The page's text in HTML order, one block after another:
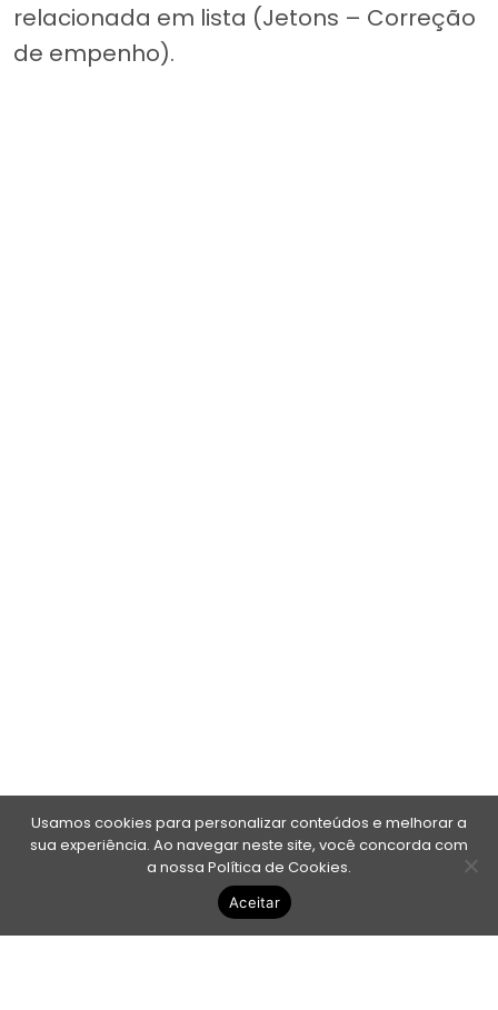
relacionada em lista (Jetons – Correção
de empenho).
Usamos cookies para personalizar conteúdos e melhorar a
sua experiência. Ao navegar neste site, você concorda com
a nossa Política de Cookies.
Aceitar